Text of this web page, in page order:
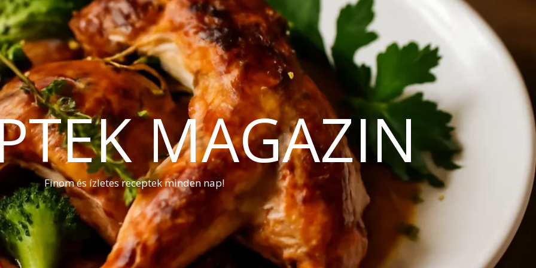
MAGAZIN
Finom és ízletes receptek minden nap!